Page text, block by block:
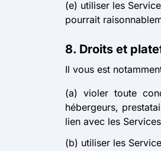
(e) utiliser les
pourrait
8. Droits et
Il vous est
(a) violer toute
hébergeurs,
lien avec les
(b) utiliser les